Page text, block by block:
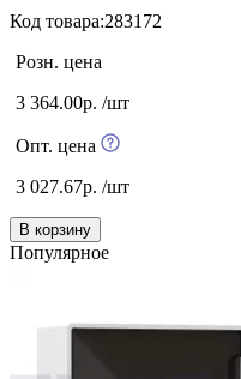
Код товара:283172
Розн. цена
3 364.00р. /шт
Опт. цена
3 027.67р. /шт
В корзину
Популярное